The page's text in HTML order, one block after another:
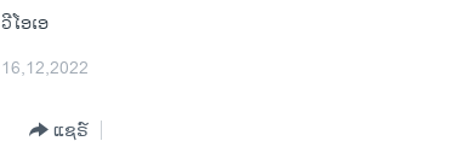
ວີໂອເອ
16,12,2022
ແຊຣ໌